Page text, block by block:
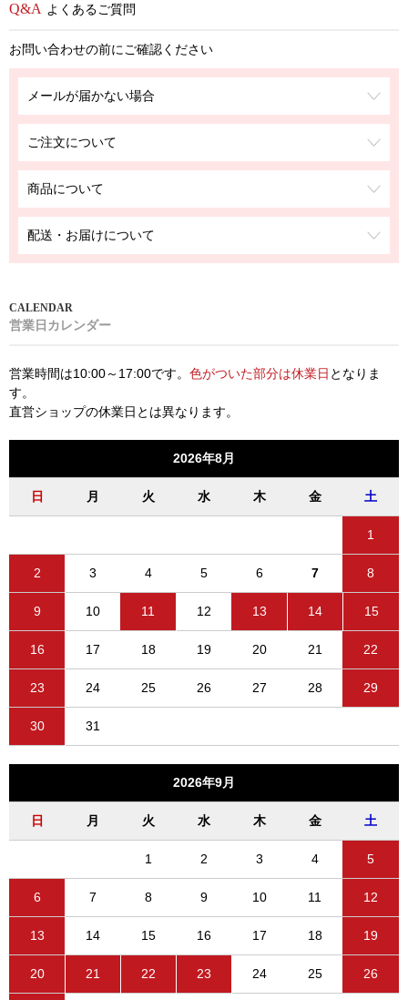
よくあるご質問
お問い合わせの前にご確認ください
メールが届かない場合
ご注文について
商品について
配送・お届けについて
営業日カレンダー
営業時間は10:00～17:00です。 色がついた部分は休業日 となりま
す。
直営ショップの休業日とは異なります。
2026年8月
日 月 火 水 木 金 土
1
2 3 4 5 6 7 8
9 10 11 12 13 14 15
16 17 18 19 20 21 22
23 24 25 26 27 28 29
30 31
2026年9月
日 月 火 水 木 金 土
1 2 3 4 5
6 7 8 9 10 11 12
13 14 15 16 17 18 19
20 21 22 23 24 25 26